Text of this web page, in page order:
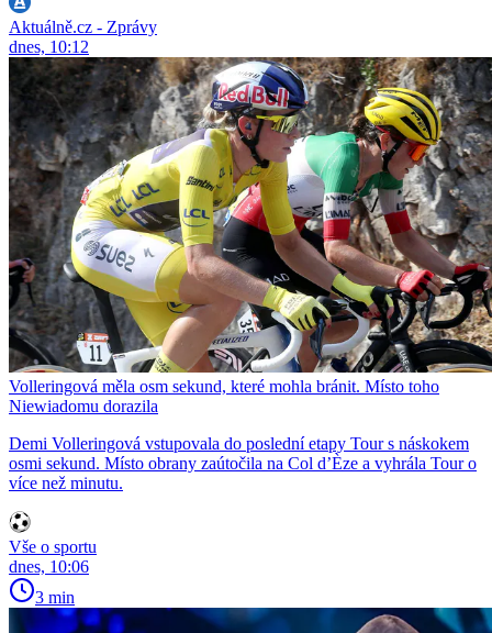
Aktuálně.cz - Zprávy
dnes, 10:12
Volleringová měla osm sekund, které mohla bránit. Místo toho
Niewiadomu dorazila
Demi Volleringová vstupovala do poslední etapy Tour s náskokem
osmi sekund. Místo obrany zaútočila na Col d’Èze a vyhrála Tour o
více než minutu.
Vše o sportu
dnes, 10:06
3 min